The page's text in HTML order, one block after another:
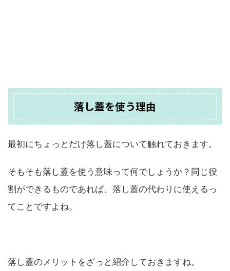
落し蓋を使う理由
最初にちょっとだけ落し蓋について触れておきます。
そもそも落し蓋を使う意味って何でしょうか？同じ役
割ができるものであれば、落し蓋の代わりに使えるっ
てことですよね。
落し蓋のメリットをざっと紹介しておきますね。